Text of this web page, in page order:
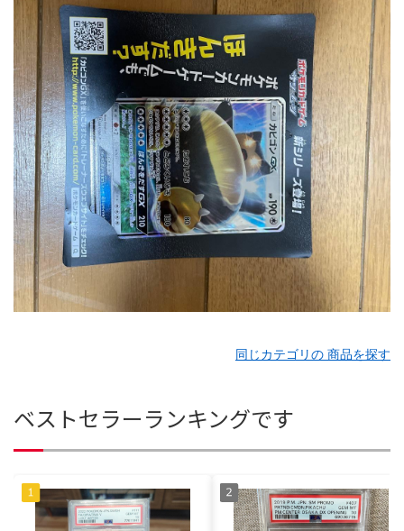
同じカテゴリの 商品を探す
ベストセラーランキングです